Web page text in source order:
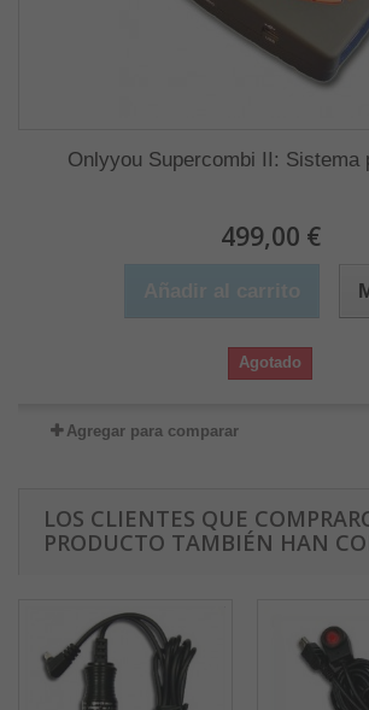
Onlyyou Supercombi II: Sistema
499,00 €
Agotado
Agregar para comparar
LOS CLIENTES QUE
PRODUCTO TAMBIÉN HAN